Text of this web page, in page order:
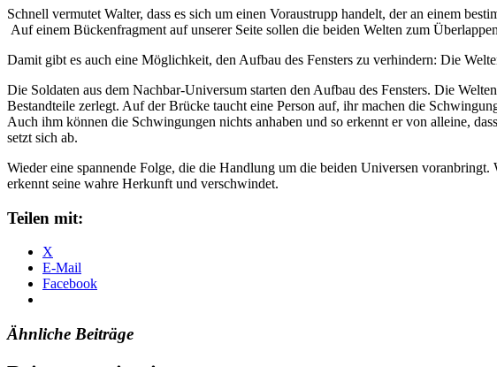
Schnell vermutet Walter, dass es sich um einen Voraustrupp handelt, der an einem
Auf einem Bückenfragment auf unserer Seite sollen die beiden Welten zum
Damit gibt es auch eine Möglichkeit, den Aufbau des Fensters zu verhindern: Die
Die Soldaten aus dem Nachbar-Universum starten den Aufbau des Fensters. Die
Bestandteile zerlegt. Auf der Brücke taucht eine Person auf, ihr machen die
Auch ihm können die Schwingungen nichts anhaben und so erkennt er von alleine,
setzt sich ab.
Wieder eine spannende Folge, die die Handlung um die beiden Universen
erkennt seine wahre Herkunft und verschwindet.
Teilen mit:
X
E-Mail
Facebook
Ähnliche Beiträge